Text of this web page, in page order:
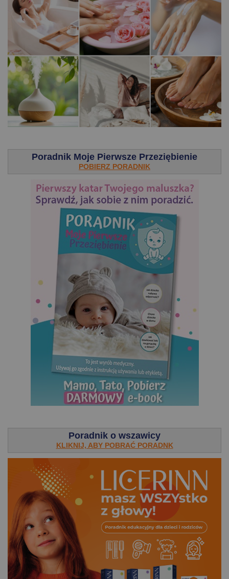
Poradnik Moje Pierwsze Przeziębienie
POBIERZ PORADNIK
Poradnik o wszawicy
KLIKNIJ, ABY POBRAĆ PORADNK